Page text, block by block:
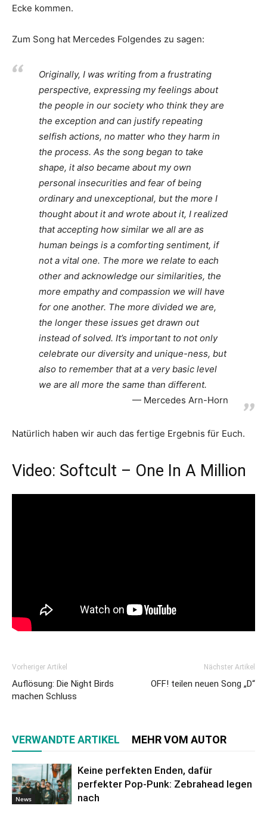
Ecke kommen.
Zum Song hat Mercedes Folgendes zu sagen:
Originally, I was writing from a frustrating
perspective, expressing my feelings about
the people in our society who think they are
the exception and can justify repeating
selfish actions, no matter who they harm in
the process. As the song began to take
shape, it also became about my own
personal insecurities and fear of being
ordinary and unexceptional, but the more I
thought about it and wrote about it, I realized
that accepting how similar we all are as
human beings is a comforting sentiment, if
not a vital one. The more we relate to each
other and acknowledge our similarities, the
more empathy and compassion we will have
for one another. The more divided we are,
the longer these issues get drawn out
instead of solved. It’s important to not only
celebrate our diversity and unique-ness, but
also to remember that at a very basic level
we are all more the same than different.
Mercedes Arn-Horn
Natürlich haben wir auch das fertige Ergebnis für Euch.
Video: Softcult – One In A Million
Vorheriger Artikel
Auflösung: Die Night Birds
machen Schluss
Nächster Artikel
OFF! teilen neuen Song „D“
VERWANDTE ARTIKEL MEHR VOM AUTOR
News
Keine perfekten Enden, dafür
perfekter Pop-Punk: Zebrahead legen
nach